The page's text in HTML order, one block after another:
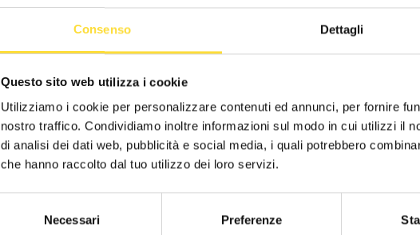
Consenso Dettagli
Questo sito web utilizza i cookie
Utilizziamo i cookie per personalizzare contenuti ed annunci, per fornire
nostro traffico. Condividiamo inoltre informazioni sul modo in cui utilizzi il
di analisi dei dati web, pubblicità e social media, i quali potrebbero
che hanno raccolto dal tuo utilizzo dei loro servizi.
Necessari Preferenze
€12,90
SHORT STRAP
BLACK
€6,00
SHORT
BLACK